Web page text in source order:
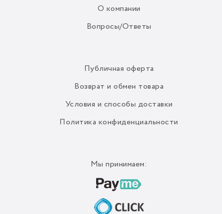
О компании
Вопросы/Ответы
Публичная оферта
Возврат и обмен товара
Условия и способы доставки
Политика конфиденциальности
Мы принимаем: